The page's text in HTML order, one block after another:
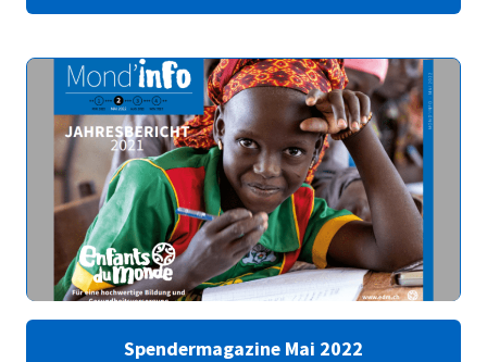
Spendermagazine Mai 2022